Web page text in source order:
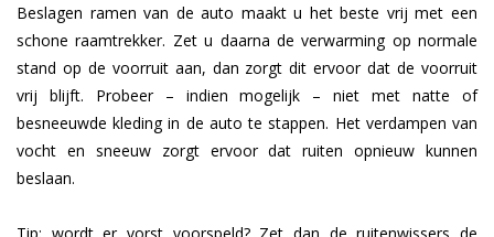
Beslagen ramen van de auto maakt u het beste vrij met een
schone raamtrekker. Zet u daarna de verwarming op normale
stand op de voorruit aan, dan zorgt dit ervoor dat de voorruit
vrij blijft. Probeer – indien mogelijk – niet met natte of
besneeuwde kleding in de auto te stappen. Het verdampen van
vocht en sneeuw zorgt ervoor dat ruiten opnieuw kunnen
beslaan.
Tip: wordt er vorst voorspeld? Zet dan de ruitenwissers de